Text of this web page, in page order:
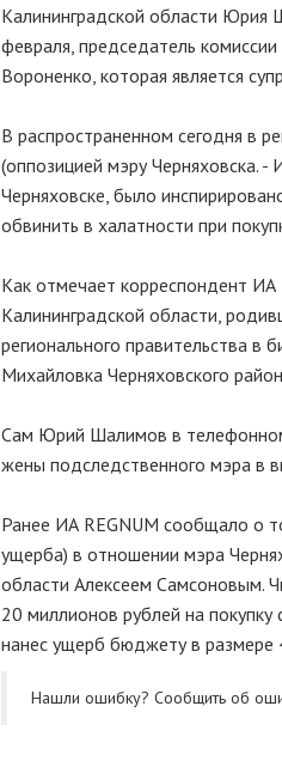
Калининградской области Юрия
февраля, председатель
Вороненко, которая является
В распространенном сегодня в
(оппозицией мэру Черняховска.
Черняховске, было
обвинить в халатности при
Как отмечает корреспондент ИА
Калининградской области,
регионального правительства в
Михайловка Черняховского
Сам Юрий Шалимов в телефонном
жены подследственного мэра в
Ранее ИА REGNUM сообщало о
ущерба) в отношении мэра
области Алексеем Самсоновым.
20 миллионов рублей на покупку
нанес ущерб бюджету в размере
Нашли ошибку? Cообщить об